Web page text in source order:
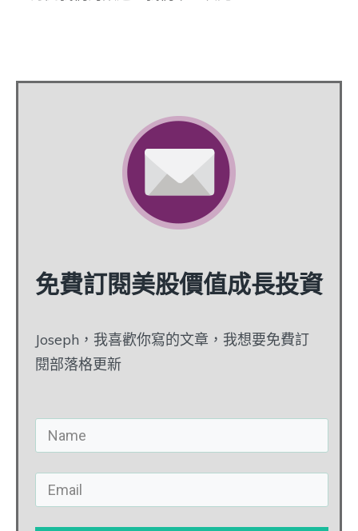
免費訂閱美股價值成長投資
Joseph，我喜歡你寫的文章，我想要免費訂
閱部落格更新